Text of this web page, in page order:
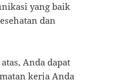
yang baik
dan
Anda dapat
kerja Anda